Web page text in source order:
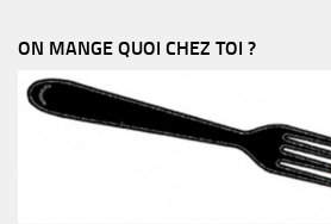
ON MANGE QUOI CHEZ TOI ?